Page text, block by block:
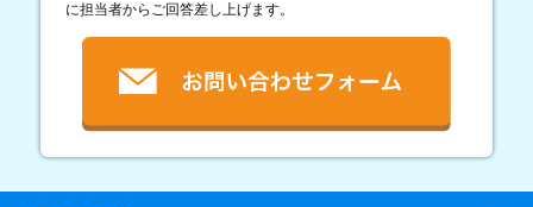
に担当者からご回答差し上げます。